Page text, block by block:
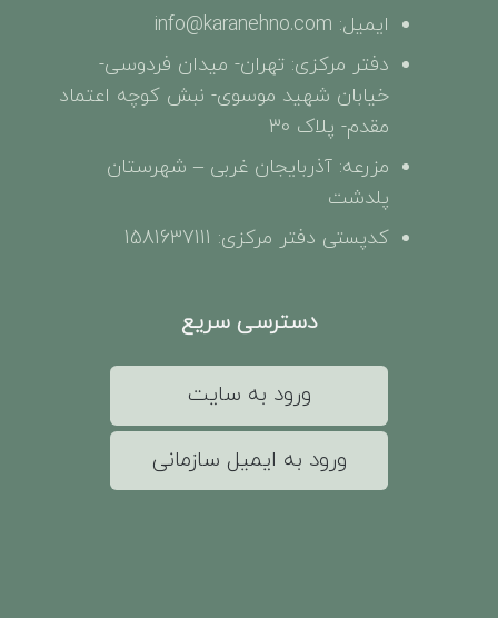
ایمیل: info@karanehno.com
دفتر مرکزی: تهران- میدان فردوسی-
خیابان شهید موسوی- نبش کوچه اعتماد
مقدم- پلاک 30
مزرعه: آذربایجان غربی – شهرستان
پلدشت
کدپستی دفتر مرکزی: 1581637111
دسترسی سریع
ورود به سایت
ورود به ایمیل سازمانی